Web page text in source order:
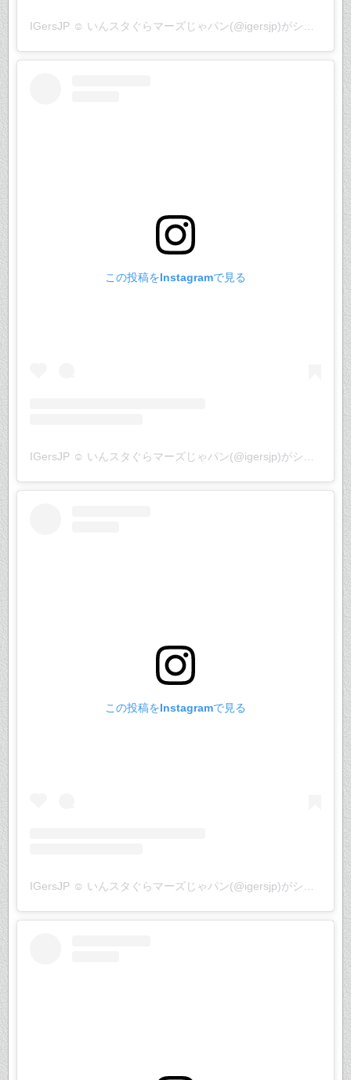
この投稿をInstagramで見る
この投稿をInstagramで見る
IGersJP ☺︎ いんスタぐらマーズじゃパン(@igersjp)がシェアした投稿